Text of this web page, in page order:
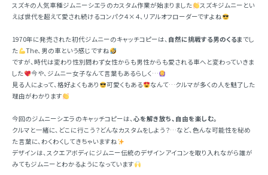
スズキの人気車種ジムニーシエラのカスタム作業が始まりました
スズキジムニーとい
えば世代を超えて愛され続けるコンパク４×４、リアルオフローダーですよね
1970年に発売された初代ジムニーのキャッチコピーは、 自然に挑戦する男のくるま でし
た
The、男の車という感じですね
ですが、時代は変わり性別問わず女性からも男性からも愛される車へと変わっていきま
した
今や、ジムニー女子なんて言葉もあるらしく…
見る人によって、格好よくもあり
可愛くもある
なんて…クルマが多くの人を魅了した
理由がわかります
今回のジムニーシエラのキャッチコピーは、心を解き放ち、自由を楽しむ。
クルマと一緒に、どこに行こう？どんなカスタムをしよう？…など、色んな可能性を秘め
た言葉に、わくわくしてきちゃいますね
デザインは、スクエアボディにジムニー伝統のデザインアイコンを取り入れながら誰が
みてもジムニーとわかるようになっています